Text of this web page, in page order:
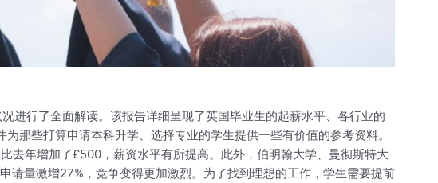
行了全面解读。该报告详细呈现了英国毕业生的起薪水平、各行业的
那些打算申请本科升学、选择专业的学生提供一些有价值的参考资料。
去年增加了£500，薪资水平有所提高。此外，伯明翰大学、曼彻斯特大
量激增27%，竞争变得更加激烈。为了找到理想的工作，学生需要提前